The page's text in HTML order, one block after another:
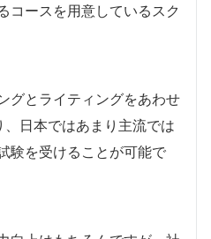
コースを用意しているスク
グとライティングをあわせ
日本ではあまり主流では
験を受けることが可能で